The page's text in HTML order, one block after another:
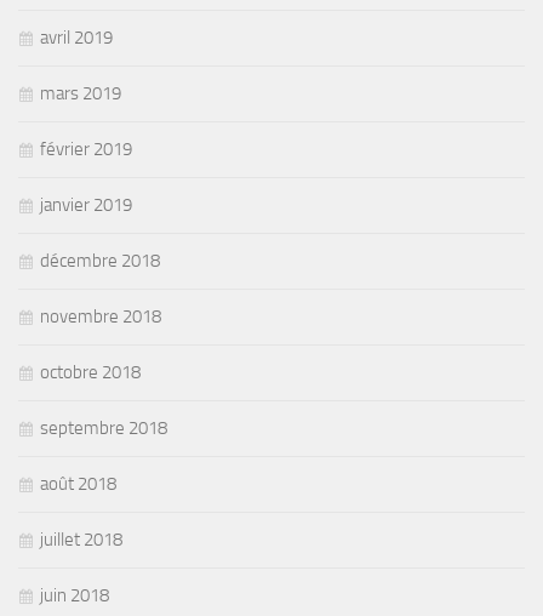
avril 2019
mars 2019
février 2019
janvier 2019
décembre 2018
novembre 2018
octobre 2018
septembre 2018
août 2018
juillet 2018
juin 2018